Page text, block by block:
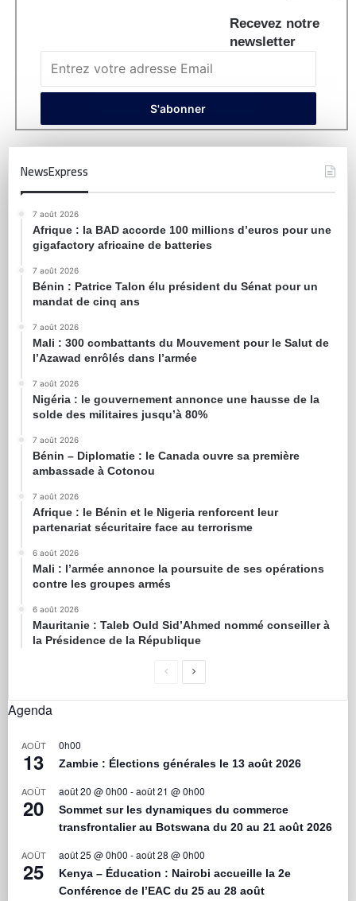
Recevez notre
newsletter
NewsExpress
7 août 2026
Afrique : la BAD accorde 100 millions d’euros pour une
gigafactory africaine de batteries
7 août 2026
Bénin : Patrice Talon élu président du Sénat pour un
mandat de cinq ans
7 août 2026
Mali : 300 combattants du Mouvement pour le Salut de
l’Azawad enrôlés dans l’armée
7 août 2026
Nigéria : le gouvernement annonce une hausse de la
solde des militaires jusqu’à 80%
7 août 2026
Bénin – Diplomatie : le Canada ouvre sa première
ambassade à Cotonou
7 août 2026
Afrique : le Bénin et le Nigeria renforcent leur
partenariat sécuritaire face au terrorisme
6 août 2026
Mali : l’armée annonce la poursuite de ses opérations
contre les groupes armés
6 août 2026
Mauritanie : Taleb Ould Sid’Ahmed nommé conseiller à
la Présidence de la République
Agenda
AOÛT
13
0h00
Zambie : Élections générales le 13 août 2026
AOÛT
20
août 20 @ 0h00 -août 21 @ 0h00
Sommet sur les dynamiques du commerce
transfrontalier au Botswana du 20 au 21 août 2026
AOÛT
25
août 25 @ 0h00 -août 28 @ 0h00
Kenya – Éducation : Nairobi accueille la 2e
Conférence de l’EAC du 25 au 28 août